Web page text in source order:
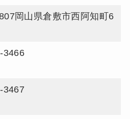
岡山県倉敷市西阿知町6
3466
3467